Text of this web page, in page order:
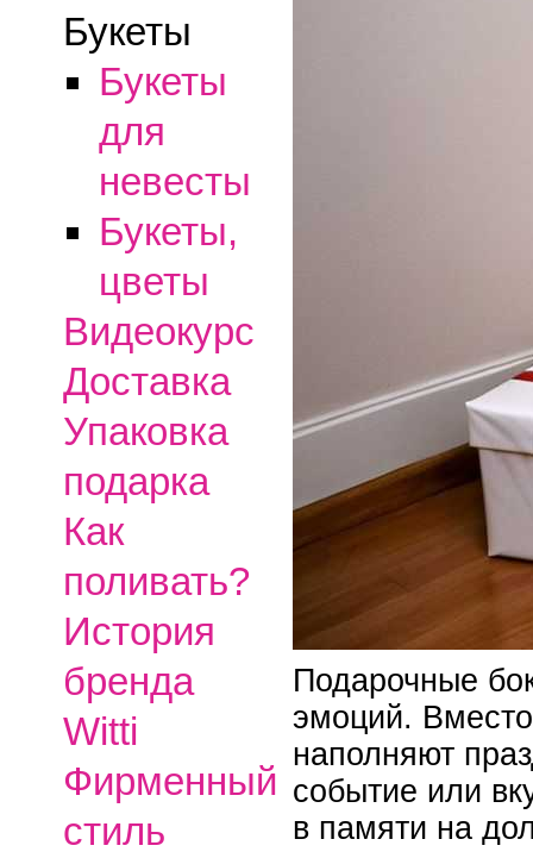
Букеты
Букеты
для
невесты
Букеты,
цветы
Видеокурс
Доставка
Упаковка
подарка
Как
поливать?
История
бренда
Witti
Фирменный
стиль
Подарочные
эмоций.
наполняют
событие или
в памяти на